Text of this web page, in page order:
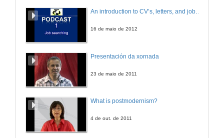
An introduction to CV’s, letters, and job searching
16 de maio de 2012
Presentación da xornada
23 de maio de 2011
What is postmodernism?
4 de out. de 2011